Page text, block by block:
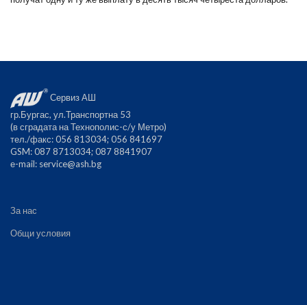
Сервиз АШ
гр.Бургас, ул.Транспортна 53
(в сградата на Технополис-с/у Метро)
тел./факс: 056 813034; 056 841697
GSM: 087 8713034; 087 8841907
е-mail: service@ash.bg
За нас
Общи условия